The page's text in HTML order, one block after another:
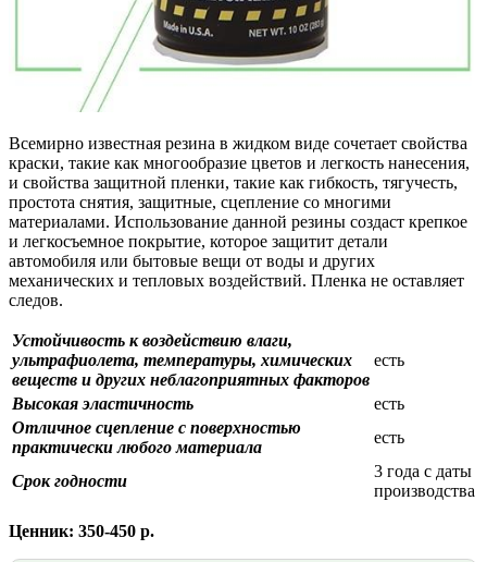
Всемирно известная резина в жидком виде сочетает свойства
краски, такие как многообразие цветов и легкость нанесения,
и свойства защитной пленки, такие как гибкость, тягучесть,
простота снятия, защитные, сцепление со многими
материалами. Использование данной резины создаст крепкое
и легкосъемное покрытие, которое защитит детали
автомобиля или бытовые вещи от воды и других
механических и тепловых воздействий. Пленка не оставляет
следов.
Устойчивость к воздействию влаги,
ультрафиолета, температуры, химических
веществ и других неблагоприятных факторов
есть
Высокая эластичность
есть
Отличное сцепление с поверхностью
практически любого материала
есть
Срок годности
3 года с даты
производства
Ценник: 350-450 р.